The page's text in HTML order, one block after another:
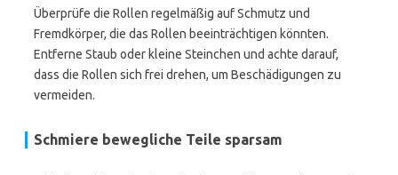
Überprüfe die Rollen regelmäßig auf Schmutz und
Fremdkörper, die das Rollen beeinträchtigen könnten.
Entferne Staub oder kleine Steinchen und achte darauf,
dass die Rollen sich frei drehen, um Beschädigungen zu
vermeiden.
Schmiere bewegliche Teile sparsam